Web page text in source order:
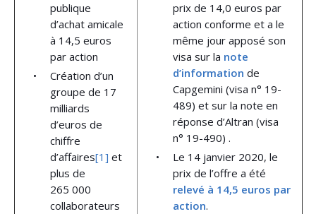
publique
d’achat amicale
à 14,5 euros
par action
Création d’un
groupe de 17
milliards
d’euros de
chiffre
d’affaires[1] et
plus de
265 000
collaborateurs
prix de 14,0 euros par
action conforme et a le
même jour apposé son
visa sur la note
d’information de
Capgemini (visa n° 19-
489) et sur la note en
réponse d’Altran (visa
n° 19-490) .
Le 14 janvier 2020, le
prix de l’offre a été
relevé à 14,5 euros par
action.